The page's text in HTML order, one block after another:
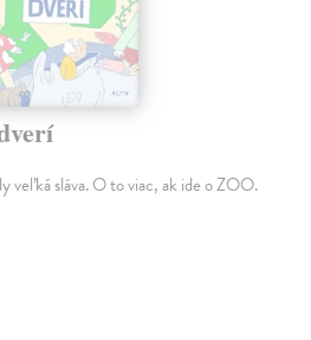
veľká sláva. O to viac, ak ide o ZOO.